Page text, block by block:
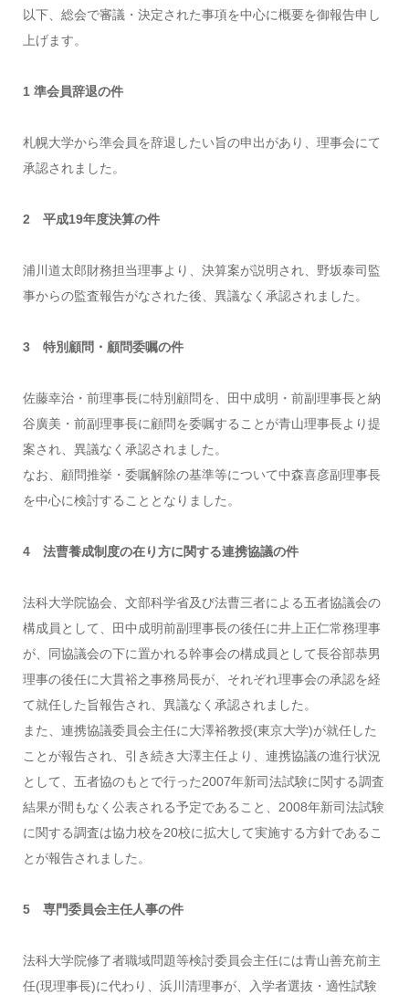
以下、総会で審議・決定された事項を中心に概要を御報告申し
上げます。
1 準会員辞退の件
札幌大学から準会員を辞退したい旨の申出があり、理事会にて
承認されました。
2 平成19年度決算の件
浦川道太郎財務担当理事より、決算案が説明され、野坂泰司監
事からの監査報告がなされた後、異議なく承認されました。
3 特別顧問・顧問委嘱の件
佐藤幸治・前理事長に特別顧問を、田中成明・前副理事長と納
谷廣美・前副理事長に顧問を委嘱することが青山理事長より提
案され、異議なく承認されました。
なお、顧問推挙・委嘱解除の基準等について中森喜彦副理事長
を中心に検討することとなりました。
4 法曹養成制度の在り方に関する連携協議の件
法科大学院協会、文部科学省及び法曹三者による五者協議会の
構成員として、田中成明前副理事長の後任に井上正仁常務理事
が、同協議会の下に置かれる幹事会の構成員として長谷部恭男
理事の後任に大貫裕之事務局長が、それぞれ理事会の承認を経
て就任した旨報告され、異議なく承認されました。
また、連携協議委員会主任に大澤裕教授(東京大学)が就任した
ことが報告され、引き続き大澤主任より、連携協議の進行状況
として、五者協のもとで行った2007年新司法試験に関する調査
結果が間もなく公表される予定であること、2008年新司法試験
に関する調査は協力校を20校に拡大して実施する方針であるこ
とが報告されました。
5 専門委員会主任人事の件
法科大学院修了者職域問題等検討委員会主任には青山善充前主
任(現理事長)に代わり、浜川清理事が、入学者選抜・適性試験